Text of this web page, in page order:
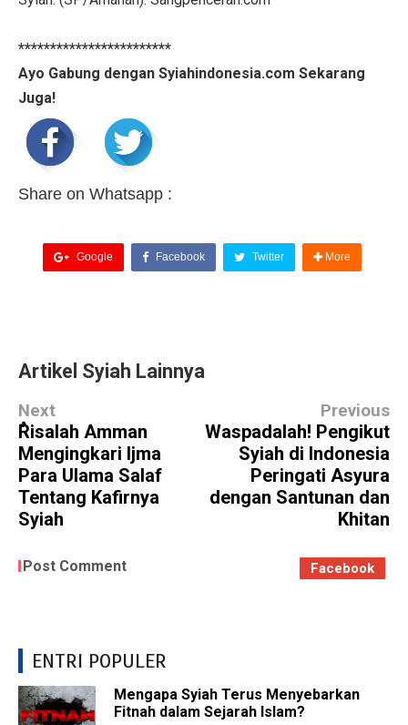
************************
Ayo Gabung dengan Syiahindonesia.com Sekarang
Juga!
Share on Whatsapp :
Google Facebook Twitter More
Artikel Syiah Lainnya
Next
ٌRisalah Amman
Mengingkari Ijma
Para Ulama Salaf
Tentang Kafirnya
Syiah
Previous
Waspadalah! Pengikut
Syiah di Indonesia
Peringati Asyura
dengan Santunan dan
Khitan
Post Comment Facebook
ENTRI POPULER
Mengapa Syiah Terus Menyebarkan
Fitnah dalam Sejarah Islam?